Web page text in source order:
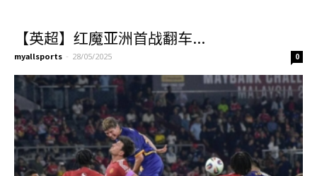
【英超】红魔亚洲首战翻车...
myallsports - 28/05/2025 0